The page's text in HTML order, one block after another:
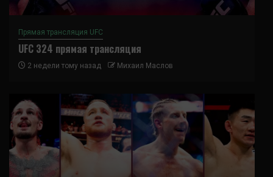
Прямая трансляция UFC
UFC 324 прямая трансляция
2 недели тому назад Михаил Маслов